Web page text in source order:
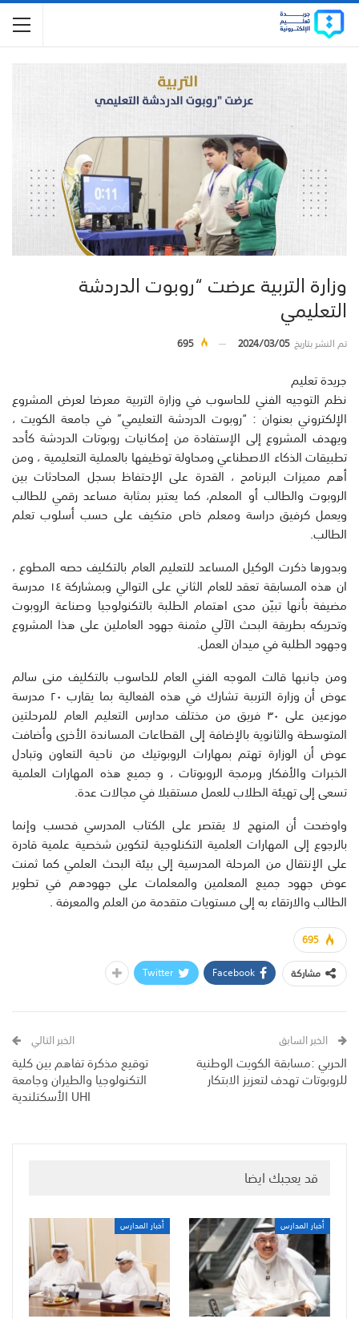
وزارة التربية عرضت “روبوت الدردشة
التعليمي
تم النشر بتاريخ2024/03/05
695
جريدة تعليم
نظم التوجيه الفني للحاسوب في وزارة التربية معرضا لعرض المشروع
الإلكتروني بعنوان : “روبوت الدردشة التعليمي” في جامعة الكويت ،
ويهدف المشروع إلى الإستفادة من إمكانيات روبوتات الدردشة كأحد
تطبيقات الذكاء الاصطناعي ومحاولة توظيفها بالعملية التعليمية ، ومن
أهم مميزات البرنامج ، القدرة على الإحتفاظ بسجل المحادثات بين
الروبوت والطالب أو المعلم، كما يعتبر بمثابة مساعد رقمي للطالب
ويعمل كرفيق دراسة ومعلم خاص متكيف على حسب أسلوب تعلم
الطالب.
وبدورها ذكرت الوكيل المساعد للتعليم العام بالتكليف حصه المطوع ،
ان هذه المسابقة تعقد للعام الثاني على التوالي وبمشاركة ١٤ مدرسة
مضيفة بأنها تبيّن مدى اهتمام الطلبة بالتكنولوجيا وصناعة الروبوت
وتحريكه بطريقة البحث الآلي مثمنة جهود العاملين على هذا المشروع
وجهود الطلبة في ميدان العمل.
ومن جانبها قالت الموجه الفني العام للحاسوب بالتكليف منى سالم
عوض أن وزارة الترببة تشارك في هذه الفعالية بما يقارب ٢٠ مدرسة
موزعين على ٣٠ فريق من مختلف مدارس التعليم العام للمرحلتين
المتوسطة والثانوية بالإضافة إلى القطاعات المساندة الأخرى وأضافت
عوض أن الوزارة تهتم بمهارات الروبوتيك من ناحية التعاون وتبادل
الخبرات والأفكار وبرمجة الروبوتات ، و جميع هذه المهارات العلمية
تسعى إلى تهيئة الطلاب للعمل مستقبلا في مجالات عدة.
واوضحت أن المنهج لا يقتصر على الكتاب المدرسي فحسب وإنما
بالرجوع إلى المهارات العلمية التكنلوجية لتكوين شخصية علمية قادرة
على الإنتقال من المرحلة المدرسية إلى بيئة البحث العلمي كما ثمنت
عوض جهود جميع المعلمين والمعلمات على جهودهم في تطوير
الطالب والارتقاء به إلى مستويات متقدمة من العلم والمعرفة .
695
مشاركة
Facebook
Twitter
الخبر السابق
الحربي :مسابقة الكويت الوطنية
للروبوتات تهدف لتعزيز الابتكار
الخبر التالي
توقيع مذكرة تفاهم بين كلية
التكنولوجيا والطيران وجامعة
UHI الأسكتلندية
قد يعجبك ايضا
أخبار المدارس أخبار المدارس